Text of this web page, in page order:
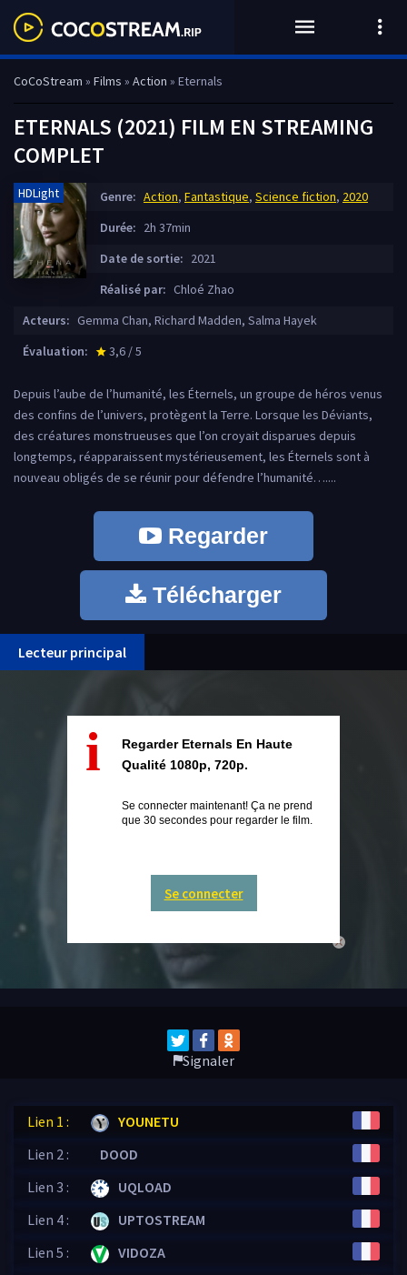
CoCoStream » Films » Action » Eternals
ETERNALS (2021) FILM EN STREAMING
COMPLET
HDLight Genre: Action, Fantastique, Science fiction, 2020
Durée: 2h 37min
Date de sortie: 2021
Réalisé par: Chloé Zhao
Acteurs: Gemma Chan, Richard Madden, Salma Hayek
Évaluation:
star_rate
3,6 / 5
Depuis l’aube de l’humanité, les Éternels, un groupe de héros venus
des confins de l’univers, protègent la Terre. Lorsque les Déviants,
des créatures monstrueuses que l’on croyait disparues depuis
longtemps, réapparaissent mystérieusement, les Éternels sont à
nouveau obligés de se réunir pour défendre l’humanité…....
Regarder
Télécharger
Lecteur principal
close
i
Regarder Eternals En Haute
Qualité 1080p, 720p.
Se connecter maintenant! Ça ne prend
que 30 secondes pour regarder le film.
Se connecter
Signaler
Lien 1 :
YOUNETU
Lien 2 :
DOOD
Lien 3 :
UQLOAD
Lien 4 :
UPTOSTREAM
Lien 5 :
VIDOZA